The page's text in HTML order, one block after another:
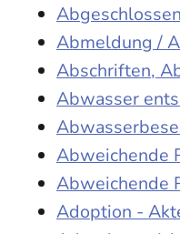
Abmeldung /
Abschriften,
Abwasser
Abweichende
Abweichende
Adoption -